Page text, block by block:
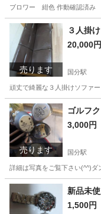
ブロワー 紺色 作動確認済み
鹿児島 霧島市 国分駅
売ります
３人掛
20,000円
国分駅
頑丈で綺麗な３人掛けソファ
鹿児島 霧島市 国分駅
売ります
ゴルフ
3,000円
国分駅
詳細は写真をご覧下さい(^^)ダ
鹿児島 霧島市 国分駅
新品未
1,500円